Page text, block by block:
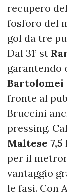
recupero
fosforo del
gol da tre
Dal 31’ st
garantendo
Bartolomei
fronte al
Bruccini
pressing.
Maltese 7,5
per il
vantaggio
le fasi. Con